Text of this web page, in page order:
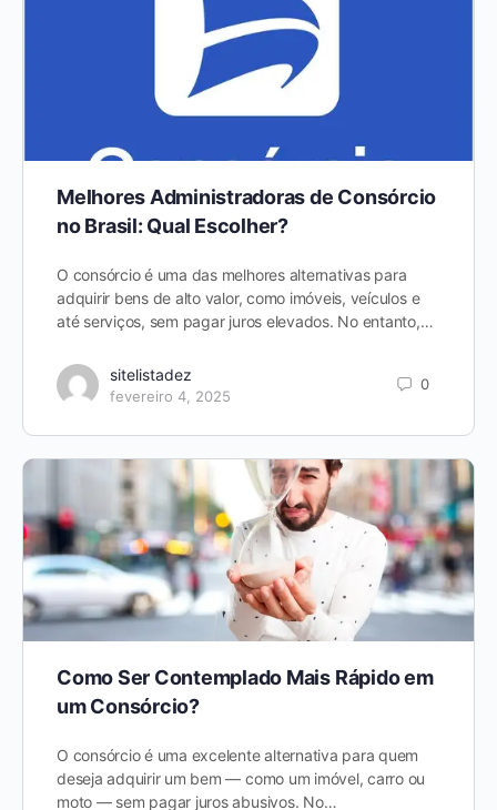
Melhores Administradoras de Consórcio
no Brasil: Qual Escolher?
O consórcio é uma das melhores alternativas para
adquirir bens de alto valor, como imóveis, veículos e
até serviços, sem pagar juros elevados. No entanto,…
sitelistadez
fevereiro 4, 2025
0
Como Ser Contemplado Mais Rápido em
um Consórcio?
O consórcio é uma excelente alternativa para quem
deseja adquirir um bem — como um imóvel, carro ou
moto — sem pagar juros abusivos. No…